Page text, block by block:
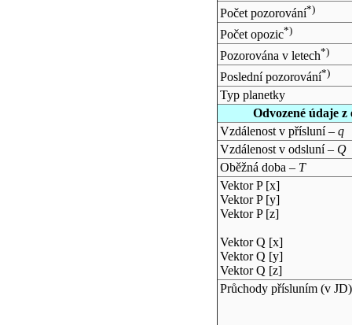
Počet pozorování*)
Počet opozic*)
Pozorována v letech*)
Poslední pozorování*)
Typ planetky
Odvozené údaje
Vzdálenost v přísluní – q
Vzdálenost v odsluní – Q
Oběžná doba – T
Vektor P [x]
Vektor P [y]
Vektor P [z]
Vektor Q [x]
Vektor Q [y]
Vektor Q [z]
Průchody přísluním (v JD)